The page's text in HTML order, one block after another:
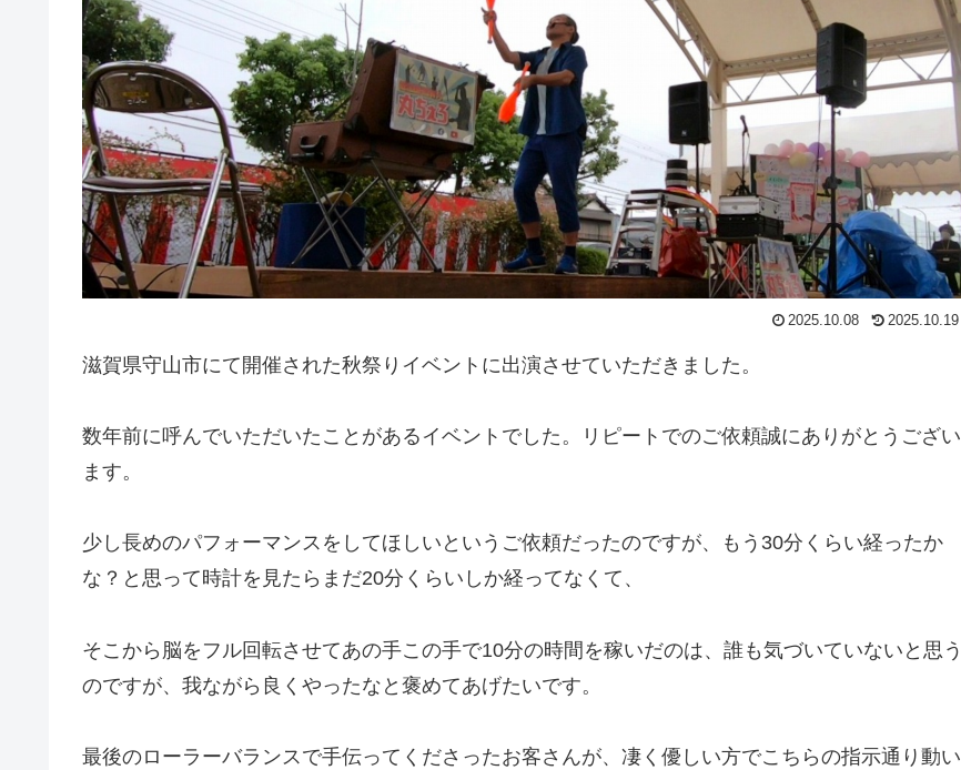
2025.10.08 2025.10.19
滋賀県守山市にて開催された秋祭りイベントに出演させていただきました。
数年前に呼んでいただいたことがあるイベントでした。リピートでのご依頼誠にありがとうござい
ます。
少し長めのパフォーマンスをしてほしいというご依頼だったのですが、もう30分くらい経ったか
な？と思って時計を見たらまだ20分くらいしか経ってなくて、
そこから脳をフル回転させてあの手この手で10分の時間を稼いだのは、誰も気づいていないと思う
のですが、我ながら良くやったなと褒めてあげたいです。
最後のローラーバランスで手伝ってくださったお客さんが、凄く優しい方でこちらの指示通り動い